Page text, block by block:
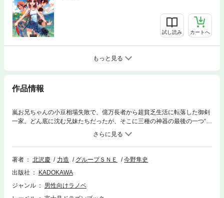
試し読み カートへ
もっと見る
作品情報
嵐お兄ちゃんの小豆相場失敗で、億万長者から超貧乏生活に転落した御剣
一家。どん底に沈む兄妹たちだったが、そこに三種の神器の最後の一つ“八
咫鏡”を狙う者がいるという情報が──。シリーズクライマックス！
著者 北沢慶 力造 グループＳＮＥ
今野隼史
出版社
KADOKAWA
ジャンル
男性向けラノベ